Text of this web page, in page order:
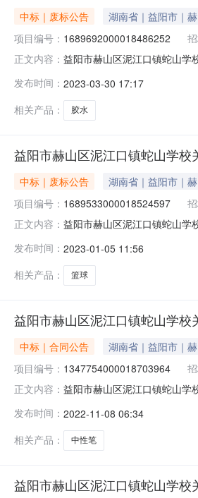
中标｜废标公告
湖南省｜益阳市｜
项目编号： 1689692000018486252
正文内容： 益阳市赫山区泥江口镇蛇山学
重新下单补充说明:重新点单
名称：地址：联系人：联系电
发布时间： 2023-03-30 17:17
相关产品：
胶水
益阳市赫山区泥江口镇蛇山学
中标｜废标公告
湖南省｜益阳市｜
项目编号： 1689533000018524597
正文内容： 益阳市赫山区泥江口镇蛇山学
充说明:商品点错了八、其他
址：联系人：联系电话：传真：
发布时间： 2023-01-05 11:56
相关产品：
篮球
益阳市赫山区泥江口镇蛇山学
中标｜合同公告
湖南省｜益阳市｜
项目编号： 1347754000018703964
正文内容： 益阳市赫山区泥江口镇蛇山学
务内容验收数量验收金额(元)
发布时间： 2022-11-08 06:34
相关产品：
中性笔
益阳市赫山区泥江口镇蛇山学